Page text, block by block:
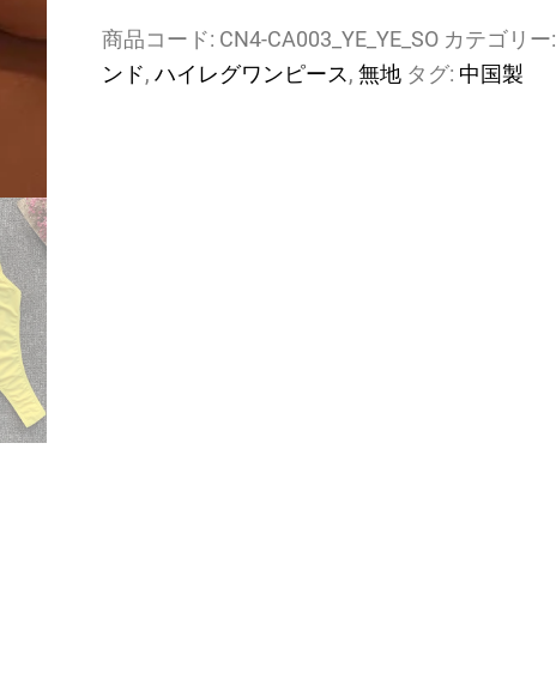
商品コード: CN4-CA003_YE_YE_SO カテゴリー:
ンド, ハイレグワンピース, 無地 タグ: 中国製